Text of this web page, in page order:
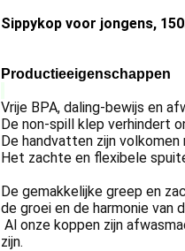
Sippykop voor jongens,
Productieeigenschappen
Vrije BPA, daling-bewijs en
De non-spill klep verhindert
De handvatten zijn
Het zachte en flexibele
De gemakkelijke greep en
de groei en de harmonie van
Al onze koppen zijn
zijn.